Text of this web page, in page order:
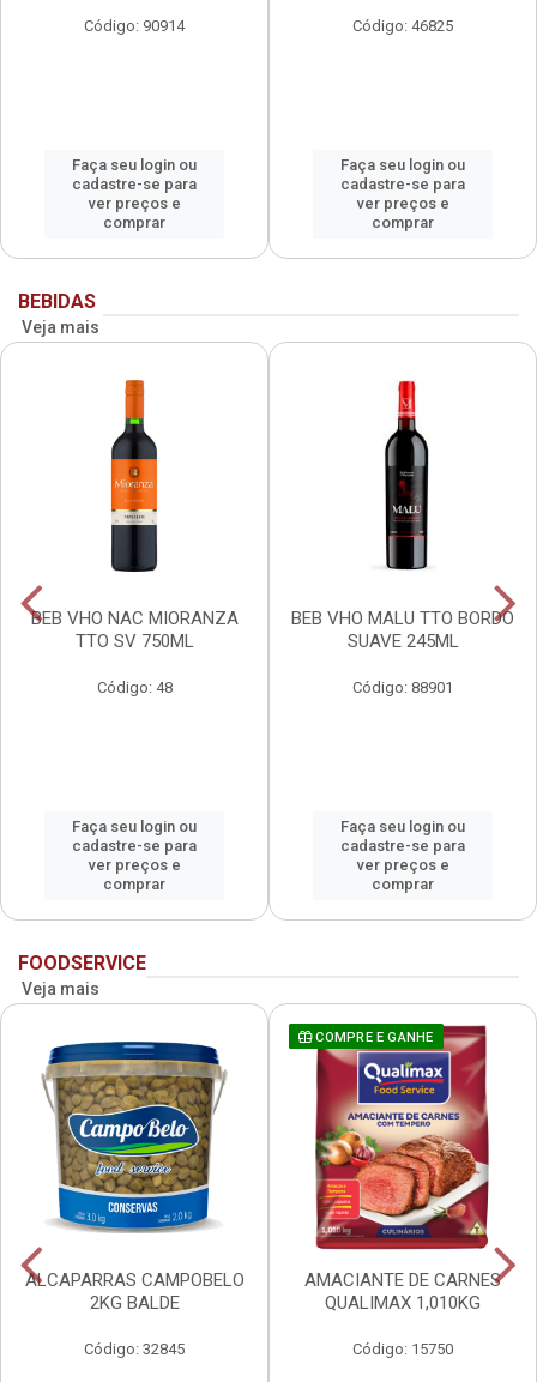
Código: 90914
Faça seu login ou
cadastre-se para
ver preços e
comprar
Código: 46825
Faça seu login ou
cadastre-se para
ver preços e
comprar
BEBIDAS
Veja mais
BEB VHO NAC MIORANZA
TTO SV 750ML
Código: 48
Faça seu login ou
cadastre-se para
ver preços e
comprar
BEB VHO MALU TTO BORDO
SUAVE 245ML
Código: 88901
Faça seu login ou
cadastre-se para
ver preços e
comprar
FOODSERVICE
Veja mais
ALCAPARRAS CAMPOBELO
2KG BALDE
Código: 32845
COMPRE E GANHE
AMACIANTE DE CARNES
QUALIMAX 1,010KG
Código: 15750